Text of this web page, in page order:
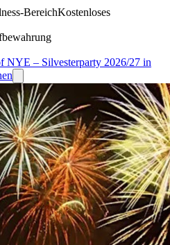
BereichKostenloses
NYE – Silvesterparty 2026/27 in